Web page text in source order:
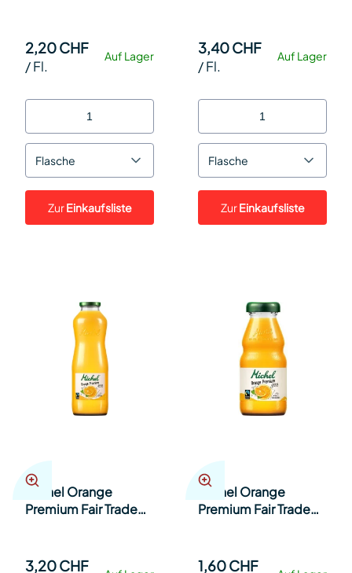
Auf Lager
2,20 CHF
/Fl.
Flasche
ZurEinkaufsliste
Auf Lager
3,40 CHF
/Fl.
Flasche
ZurEinkaufsliste
Michel Orange
Premium Fair Trade
3,20 CHF
Michel Orange
Premium Fair Trade
1,60 CHF